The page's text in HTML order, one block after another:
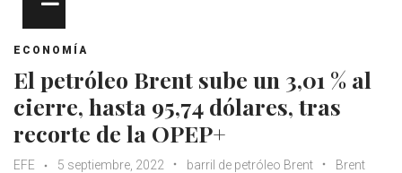
ECONOMÍA
El petróleo Brent sube un 3,01 % al
cierre, hasta 95,74 dólares, tras
recorte de la OPEP+
EFE 5 septiembre, 2022 barril de petróleo Brent
Brent